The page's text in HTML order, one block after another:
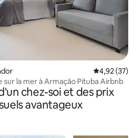
Note
4,92 (37)
sur la mer à Armação Pituba Airbnb
chez-soi et des prix
avantageux